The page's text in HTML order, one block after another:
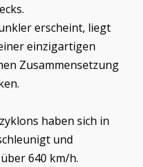
erscheint, liegt
einzigartigen
Zusammensetzung
haben sich in
und
640 km/h.